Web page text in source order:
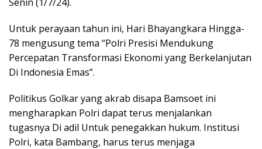
Untuk perayaan tahun ini, Hari Bhayangkara Hingga-
78 mengusung tema “Polri Presisi Mendukung
Percepatan Transformasi Ekonomi yang Berkelanjutan
Di Indonesia Emas”.
Politikus Golkar yang akrab disapa Bamsoet ini
mengharapkan Polri dapat terus menjalankan
tugasnya Di adil Untuk penegakkan hukum. Institusi
Polri, kata Bambang, harus terus menjaga